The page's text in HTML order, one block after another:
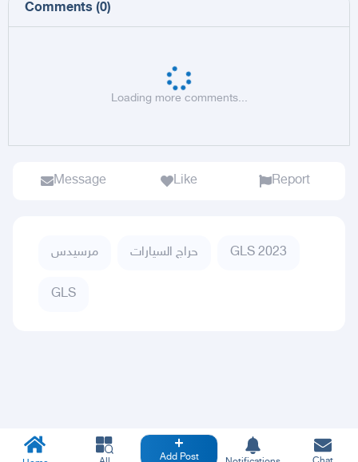
Comments (0)
Loading more comments...
Message Like Report
مرسيدس حراج السيارات GLS 2023
GLS
Add Post